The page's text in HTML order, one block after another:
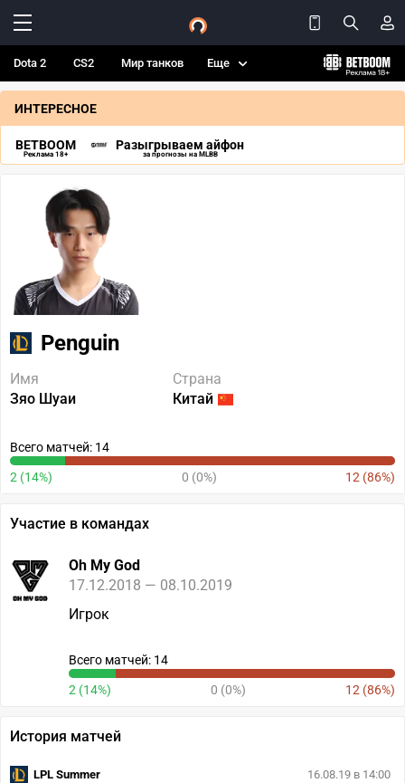
Dota 2 CS2 Мир танков Еще
ИНТЕРЕСНОЕ
BETBOOM
Реклама 18+
Разыгрываем айфон
за прогнозы на MLBB
Penguin
Имя
Зяо Шуаи
Страна
Китай
Всего матчей: 14
2 (14%) 0 (0%) 12 (86%)
Участие в командах
Oh My God
17.12.2018 — 08.10.2019
Игрок
Всего матчей: 14
2 (14%) 0 (0%) 12 (86%)
История матчей
16.08.19 в 14:00
LPL Summer